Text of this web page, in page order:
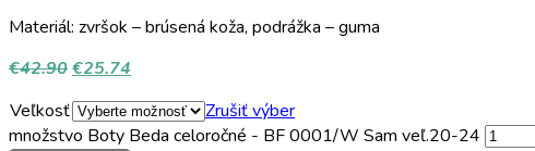
Materiál: zvršok – brúsená koža, podrážka – guma
€42.90€25.74
Veľkosť
Zrušiť výber
množstvo Boty Beda celoročné - BF 0001/W Sam veľ.20-24